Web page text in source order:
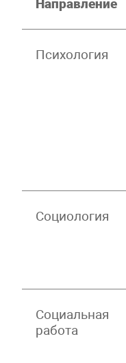
Направление
Психология
Социология
Социальная
работа